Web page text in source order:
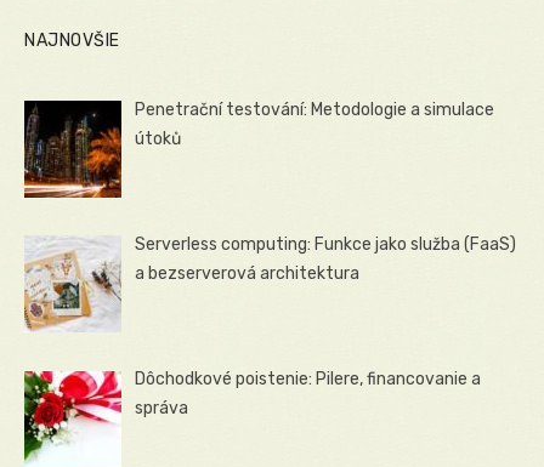
NAJNOVŠIE
Penetrační testování: Metodologie a simulace
útoků
Serverless computing: Funkce jako služba (FaaS)
a bezserverová architektura
Dôchodkové poistenie: Pilere, financovanie a
správa